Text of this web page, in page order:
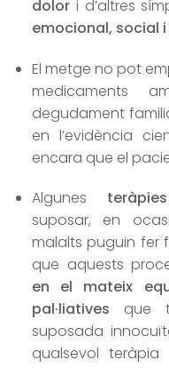
dolori d’altres
emocional, social
El metge no pot
medicaments
degudament
en l’evidència
encara que el
Algunes
suposar, en
malalts puguin fer
que aquests
en el mateix
pal·liatives que
suposada
qualsevol